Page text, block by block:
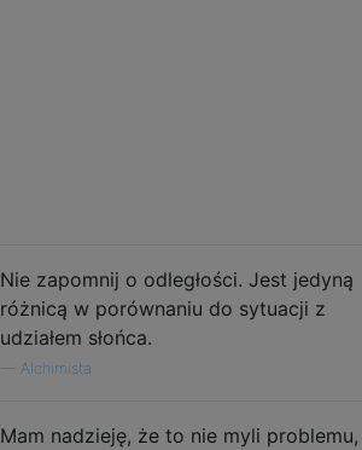
Nie zapomnij o odległości. Jest jedyną
różnicą w porównaniu do sytuacji z
udziałem słońca.
Alchimista
Mam nadzieję, że to nie myli problemu,